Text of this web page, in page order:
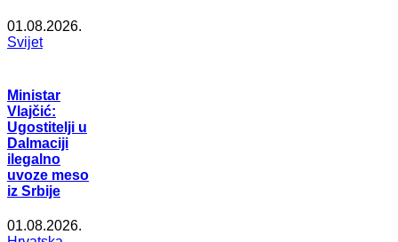
01.08.2026.
Svijet
Ministar
Vlajčić:
Ugostitelji u
Dalmaciji
ilegalno
uvoze meso
iz Srbije
01.08.2026.